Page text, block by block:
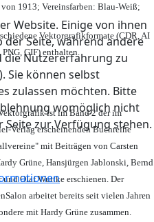
Website. Einige von ihnen
Seite, während andere
die Nutzererfahrung zu
Sie können selbst
zulassen möchten. Bitte
womöglich nicht
zur Verfügung stehen.
1913; Vereinsfarben: Blau-Weiß;
Vektorgrafikformate (CDR, AI
GIF) enthalten.
ist im Band 2 der im
Verlag erscheinenden Buchreihe
mit Beiträgen von Carsten
Grüne, Hansjürgen Jablonski, Bernd
und Olaf Wuttke erschienen. Der
arbeitet bereits seit vielen Jahren
mit Hardy Grüne zusammen.